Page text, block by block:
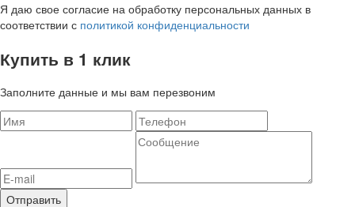
Я даю свое согласие на обработку персональных данных в
соответствии с политикой конфиденциальности
Купить в 1 клик
Заполните данные и мы вам перезвоним